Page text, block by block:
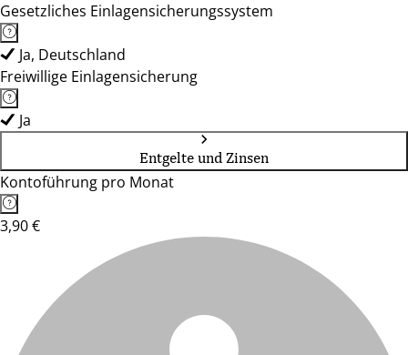
Gesetzliches Einlagensicherungssystem
Ja, Deutschland
Freiwillige Einlagensicherung
Ja
Entgelte und Zinsen
Kontoführung pro Monat
3,90 €